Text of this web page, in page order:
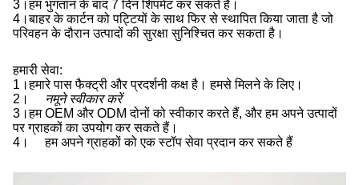
3।हम भुगतान के बाद 7 दिन शिपमेंट कर सकते हैं।
4।बाहर के कार्टन को पट्टियों के साथ फिर से स्थापित किया जाता है जो
परिवहन के दौरान उत्पादों की सुरक्षा सुनिश्चित कर सकता है।
हमारी सेवा:
1।हमारे पास फैक्ट्री और प्रदर्शनी कक्ष है। हमसे मिलने के लिए।
2।
नमूने स्वीकार करें
3।हम OEM और ODM दोनों को स्वीकार करते हैं, और हम अपने उत्पादों
पर ग्राहकों का उपयोग कर सकते हैं।
4।
हम अपने ग्राहकों को एक स्टॉप सेवा प्रदान कर सकते हैं